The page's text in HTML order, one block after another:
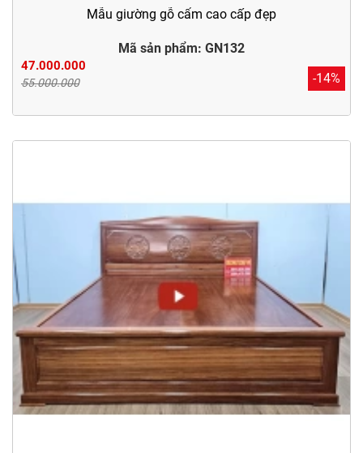
Mẫu giường gỗ cẩm cao cấp đẹp
Mã sản phẩm: GN132
47.000.000
55.000.000 -14%